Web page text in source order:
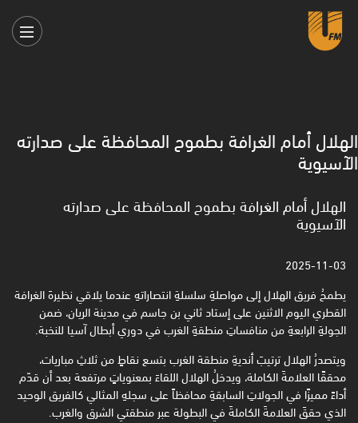
الهلال أمام الغرافة بطموح المحافظة على صدارته
الآسيوية
الهلال أمام الغرافة بطموح المحافظة على صدارته
الآسيوية
2025-11-03
يطمحُ فريق الهلال إلى مواصلةِ سلسلةِ انتصاراتهِ عندما يلاقي نظيرهَ الغرافة
القطري اليوم الاثنين على إستاد ثاني بن جاسم في مدينة الريان، ضمن
الجولةِ الرابعةِ من منافساتِ منطقةِ الغرب في دوري أبطال آسيا للنخبة.
ويتصدرُ الهلال ترتيبَ أنديةِ منطقة الغرب بتسع نقاطٍ من ثلاثِ مباريات،
محققًا العلامةَ الكاملة، ويدخلُ الهلال اللقاءَ بمعنوياتٍ مرتفعة بعد أن قدّم
أداءً مميزًا في الجولاتِ السابقةِ محافظاً على سجلهِ المثالي كالفريق الوحيد
الذي حققَ العلامةَ الكاملةَ في البطولة عبر منطقتي الشرق والغرب.